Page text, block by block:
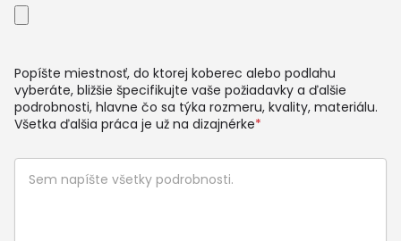
Popíšte miestnosť, do ktorej koberec alebo podlahu
vyberáte, bližšie špecifikujte vaše požiadavky a ďalšie
podrobnosti, hlavne čo sa týka rozmeru, kvality, materiálu.
Všetka ďalšia práca je už na dizajnérke*